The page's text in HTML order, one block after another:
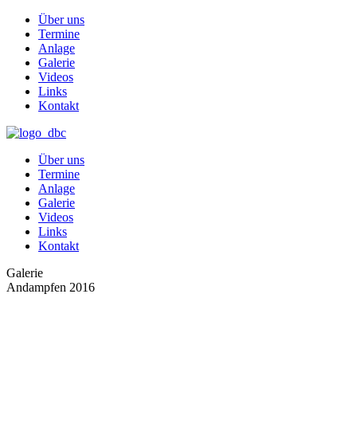
Über uns
Termine
Anlage
Galerie
Videos
Links
Kontakt
Über uns
Termine
Anlage
Galerie
Videos
Links
Kontakt
Galerie
Andampfen 2016